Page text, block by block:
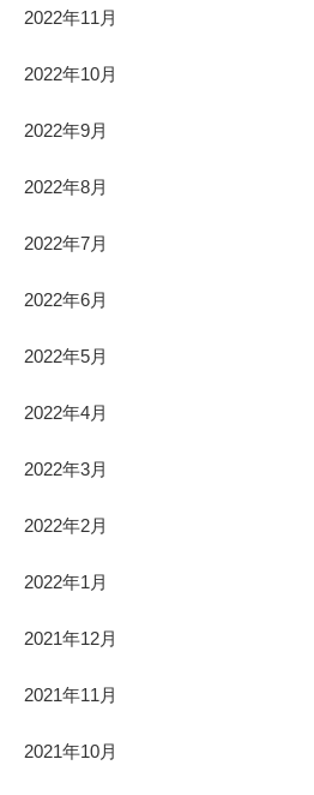
2022年11月
2022年10月
2022年9月
2022年8月
2022年7月
2022年6月
2022年5月
2022年4月
2022年3月
2022年2月
2022年1月
2021年12月
2021年11月
2021年10月